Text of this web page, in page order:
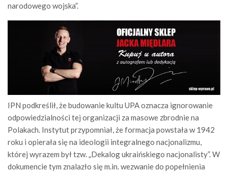
narodowego wojska”.
IPN podkreślił, że budowanie kultu UPA oznacza ignorowanie
odpowiedzialności tej organizacji za masowe zbrodnie na
Polakach. Instytut przypomniał, że formacja powstała w 1942
roku i opierała się na ideologii integralnego nacjonalizmu,
której wyrazem był tzw. „Dekalog ukraińskiego nacjonalisty”. W
dokumencie tym znalazło się m.in. wezwanie do popełnienia